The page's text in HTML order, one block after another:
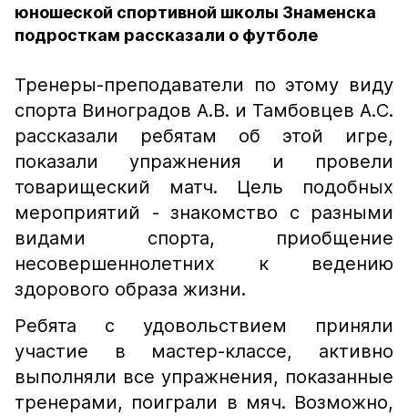
юношеской спортивной школы Знаменска
подросткам рассказали о футболе
Тренеры-преподаватели по этому виду
спорта Виноградов А.В. и Тамбовцев А.С.
рассказали ребятам об этой игре,
показали упражнения и провели
товарищеский матч. Цель подобных
мероприятий - знакомство с разными
видами спорта, приобщение
несовершеннолетних к ведению
здорового образа жизни.
Ребята с удовольствием приняли
участие в мастер-классе, активно
выполняли все упражнения, показанные
тренерами, поиграли в мяч. Возможно,